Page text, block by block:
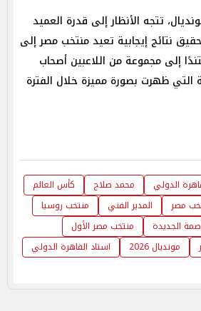
تتجه الأنظار إلى قدرة العميد
نتائج إيجابية تعيد منتخب مصر إلى
إلى مجموعة من اللاعبين أصحاب
التي ظهرت بصورة مميزة خلال الفترة
الدولي محمد صلاح
كأس العالم
مصر المدير الفني
منتخب روسيا
الجديدة
منتخب مصر الأول
مونديال 2026 استاد القاهرة الدولي